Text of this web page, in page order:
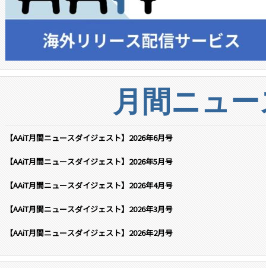
月間ニュ
【AAiT月間ニュースダイジェスト】2026年6月号
【AAiT月間ニュースダイジェスト】2026年5月号
【AAiT月間ニュースダイジェスト】2026年4月号
【AAiT月間ニュースダイジェスト】2026年3月号
【AAiT月間ニュースダイジェスト】2026年2月号